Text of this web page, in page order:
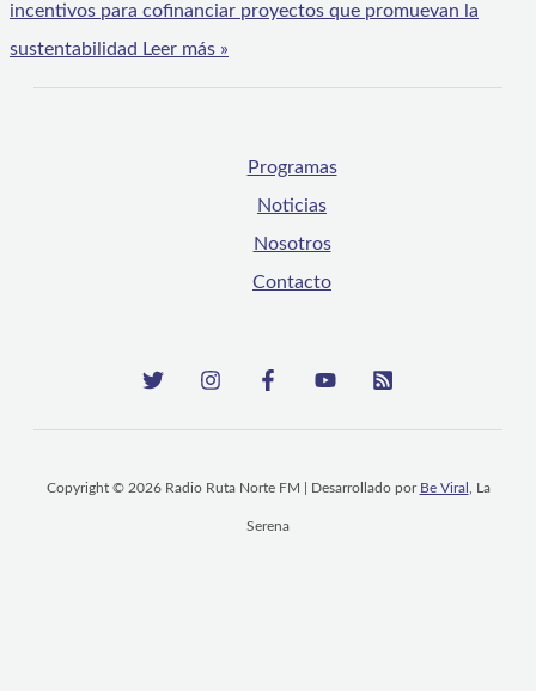
incentivos para cofinanciar proyectos que promuevan la
sustentabilidad Leer más »
Programas
Noticias
Nosotros
Contacto
Copyright © 2026 Radio Ruta Norte FM | Desarrollado por Be Viral , La
Serena